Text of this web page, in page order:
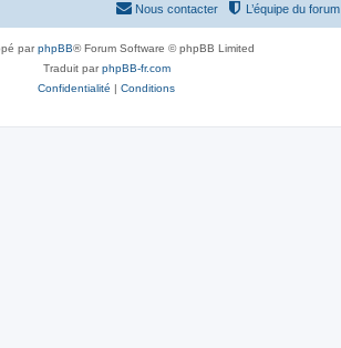
L’équipe du forum
Nous contacter
parphpBB® Forum Software © phpBB Limited
Traduit parphpBB-fr.com
Confidentialité | Conditions